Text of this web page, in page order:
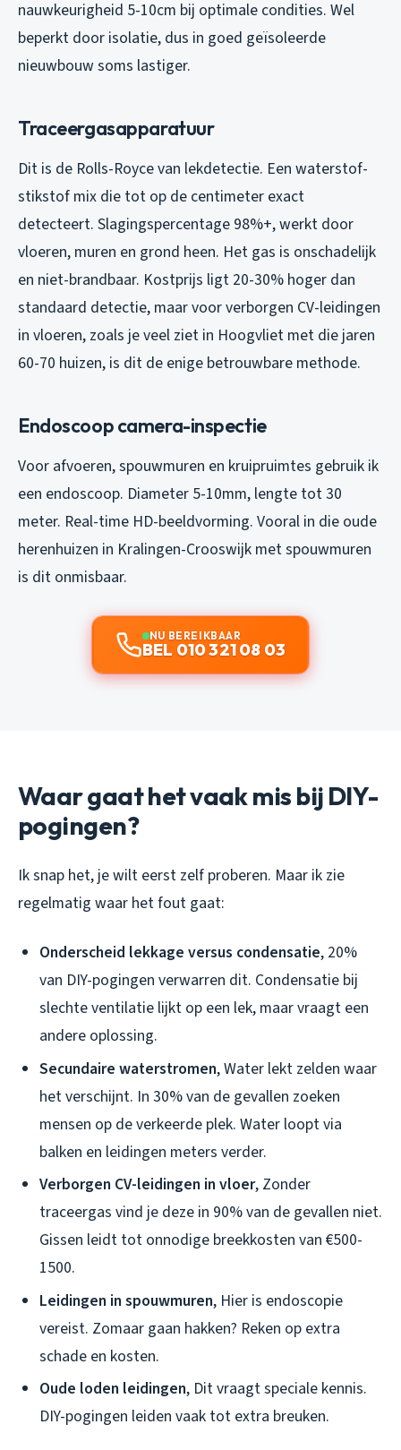
nauwkeurigheid 5-10cm bij optimale condities. Wel
beperkt door isolatie, dus in goed geïsoleerde
nieuwbouw soms lastiger.
Traceergasapparatuur
Dit is de Rolls-Royce van lekdetectie. Een waterstof-
stikstof mix die tot op de centimeter exact
detecteert. Slagingspercentage 98%+, werkt door
vloeren, muren en grond heen. Het gas is onschadelijk
en niet-brandbaar. Kostprijs ligt 20-30% hoger dan
standaard detectie, maar voor verborgen CV-leidingen
in vloeren, zoals je veel ziet in Hoogvliet met die jaren
60-70 huizen, is dit de enige betrouwbare methode.
Endoscoop camera-inspectie
Voor afvoeren, spouwmuren en kruipruimtes gebruik ik
een endoscoop. Diameter 5-10mm, lengte tot 30
meter. Real-time HD-beeldvorming. Vooral in die oude
herenhuizen in Kralingen-Crooswijk met spouwmuren
is dit onmisbaar.
NU BEREIKBAAR
BEL 010 321 08 03
Waar gaat het vaak mis bij DIY-
pogingen?
Ik snap het, je wilt eerst zelf proberen. Maar ik zie
regelmatig waar het fout gaat:
Onderscheid lekkage versus condensatie, 20%
van DIY-pogingen verwarren dit. Condensatie bij
slechte ventilatie lijkt op een lek, maar vraagt een
andere oplossing.
Secundaire waterstromen, Water lekt zelden waar
het verschijnt. In 30% van de gevallen zoeken
mensen op de verkeerde plek. Water loopt via
balken en leidingen meters verder.
Verborgen CV-leidingen in vloer, Zonder
traceergas vind je deze in 90% van de gevallen niet.
Gissen leidt tot onnodige breekkosten van €500-
1500.
Leidingen in spouwmuren, Hier is endoscopie
vereist. Zomaar gaan hakken? Reken op extra
schade en kosten.
Oude loden leidingen, Dit vraagt speciale kennis.
DIY-pogingen leiden vaak tot extra breuken.